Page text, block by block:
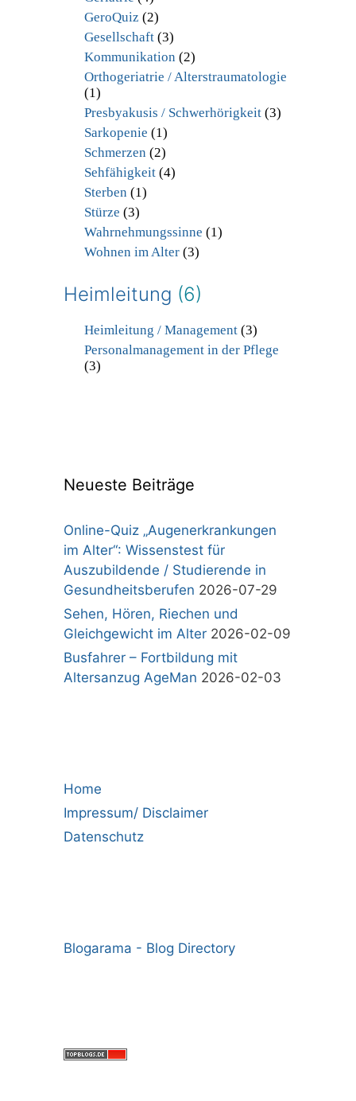
GeroQuiz (2)
Gesellschaft(3)
Kommunikation (2)
Orthogeriatrie / Alterstraumatologie
(1)
Presbyakusis / Schwerhörigkeit(3)
Sarkopenie (1)
Schmerzen (2)
Sehfähigkeit(4)
Sterben (1)
Stürze (3)
Wahrnehmungssinne (1)
Wohnen im Alter(3)
Heimleitung (6)
Heimleitung / Management(3)
Personalmanagement in der Pflege
(3)
Neueste Beiträge
Online-Quiz „Augenerkrankungen
im Alter“: Wissenstest für
Auszubildende / Studierende in
Gesundheitsberufen 2026-07-29
Sehen, Hören, Riechen und
Gleichgewicht im Alter 2026-02-09
Busfahrer – Fortbildung mit
Altersanzug AgeMan 2026-02-03
Home
Impressum/ Disclaimer
Datenschutz
Blogarama - Blog Directory